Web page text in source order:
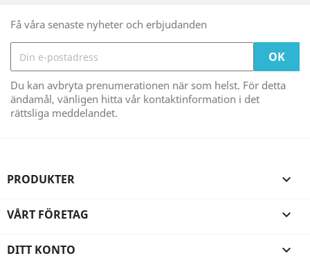
Få våra senaste nyheter och erbjudanden
Du kan avbryta prenumerationen när som helst. För detta
ändamål, vänligen hitta vår kontaktinformation i det
rättsliga meddelandet.
PRODUKTER 
VÅRT FÖRETAG 
DITT KONTO 